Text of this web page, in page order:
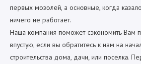
первых мозолей, а основные, когда
ничего не работает.
Наша компания поможет сэкономить Вам
впустую, если вы обратитесь к нам на
строительства дома, дачи, или поселка.